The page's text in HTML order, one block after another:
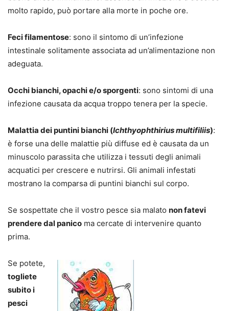
molto rapido, può portare alla morte in poche ore.
Feci filamentose: sono il sintomo di un’infezione
intestinale solitamente associata ad un’alimentazione non
adeguata.
Occhi bianchi, opachi e/o sporgenti: sono sintomi di una
infezione causata da acqua troppo tenera per la specie.
Malattia dei puntini bianchi (Ichthyophthirius multifiliis):
è forse una delle malattie più diffuse ed è causata da un
minuscolo parassita che utilizza i tessuti degli animali
acquatici per crescere e nutrirsi. Gli animali infestati
mostrano la comparsa di puntini bianchi sul corpo.
Se sospettate che il vostro pesce sia malato non fatevi
prendere dal panico ma cercate di intervenire quanto
prima.
Se potete,
togliete
subito i
pesci